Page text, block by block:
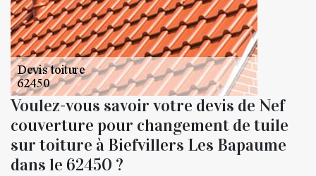
Voulez-vous savoir votre devis de Nef
couverture pour changement de tuile
sur toiture à Biefvillers Les Bapaume
dans le 62450 ?